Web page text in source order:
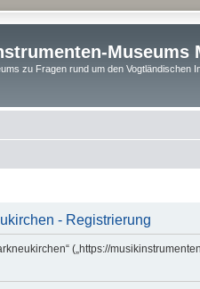
Museums
zu Fragen rund um den Vogtländischen
- Registrierung
(„https://